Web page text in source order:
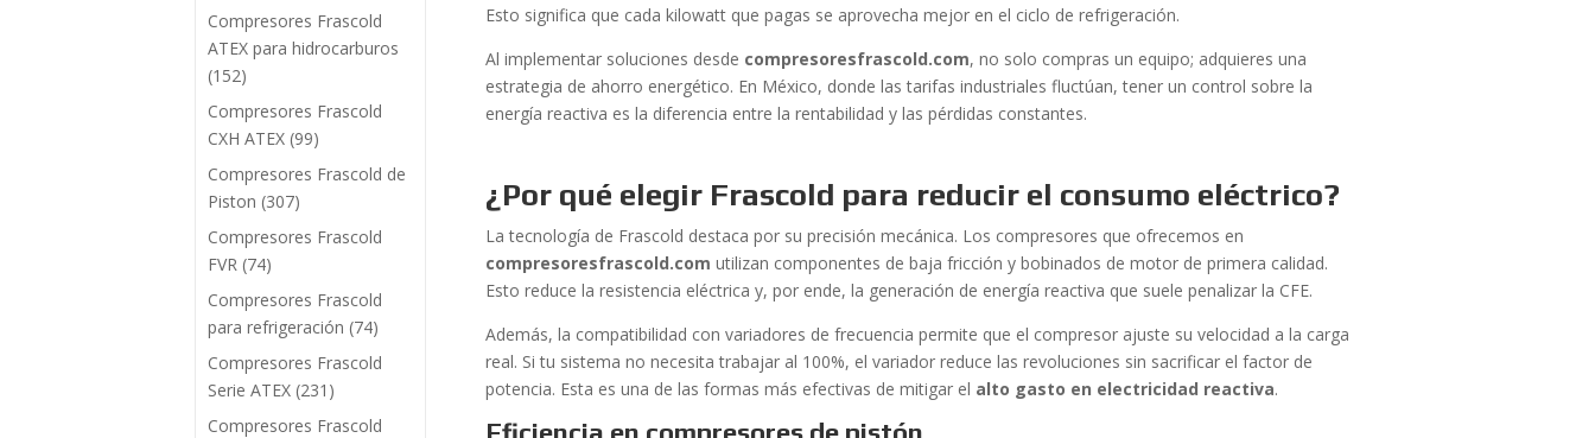
Esto significa que cada kilowatt que pagas se aprovecha mejor en el ciclo de refrigeración.
Al implementar soluciones desde compresoresfrascold.com, no solo compras un equipo; adquieres una
estrategia de ahorro energético. En México, donde las tarifas industriales fluctúan, tener un control sobre la
energía reactiva es la diferencia entre la rentabilidad y las pérdidas constantes.
¿Por qué elegir Frascold para reducir el consumo eléctrico?
La tecnología de Frascold destaca por su precisión mecánica. Los compresores que ofrecemos en
compresoresfrascold.com utilizan componentes de baja fricción y bobinados de motor de primera calidad.
Esto reduce la resistencia eléctrica y, por ende, la generación de energía reactiva que suele penalizar la CFE.
Además, la compatibilidad con variadores de frecuencia permite que el compresor ajuste su velocidad a la carga
real. Si tu sistema no necesita trabajar al 100%, el variador reduce las revoluciones sin sacrificar el factor de
potencia. Esta es una de las formas más efectivas de mitigar el alto gasto en electricidad reactiva.
Compresores Frascold
ATEX para hidrocarburos
(152)
Compresores Frascold
CXH ATEX (99)
Compresores Frascold de
Piston (307)
Compresores Frascold
FVR (74)
Compresores Frascold
para refrigeración (74)
Compresores Frascold
Serie ATEX (231)
Compresores Frascold